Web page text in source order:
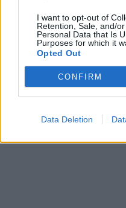
I want to opt-out of
Retention, Sale, and/
Personal Data that Is
Purposes for which it
Opted Out
CONFIRM
Data Deletion